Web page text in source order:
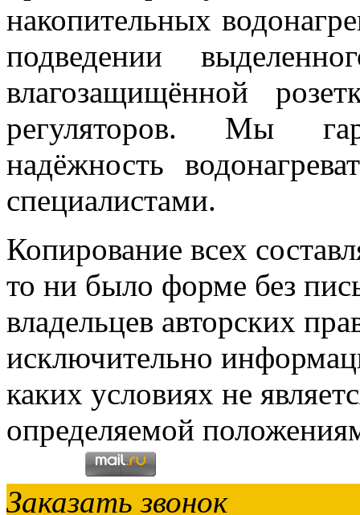
накопительных
подведении
влагозащищённой
регуляторов. Мы
надёжность
специалистами.
Копирование всех
то ни было форме без
владельцев авторских
исключительно
каких условиях не
определяемой
Заказать звонок